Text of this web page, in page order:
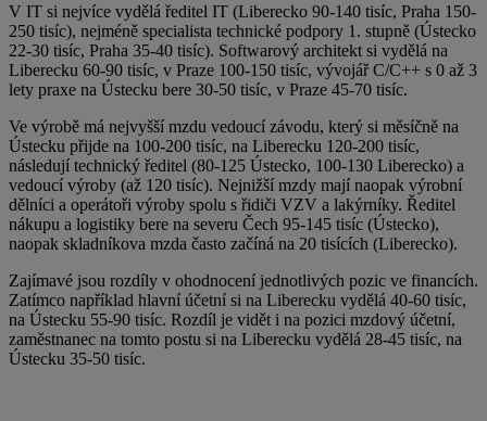
V IT si nejvíce vydělá ředitel IT (Liberecko 90-140 tisíc, Praha 150-
250 tisíc), nejméně specialista technické podpory 1. stupně (Ústecko
22-30 tisíc, Praha 35-40 tisíc). Softwarový architekt si vydělá na
Liberecku 60-90 tisíc, v Praze 100-150 tisíc, vývojář C/C++ s 0 až 3
lety praxe na Ústecku bere 30-50 tisíc, v Praze 45-70 tisíc.
Ve výrobě má nejvyšší mzdu vedoucí závodu, který si měsíčně na
Ústecku přijde na 100-200 tisíc, na Liberecku 120-200 tisíc,
následují technický ředitel (80-125 Ústecko, 100-130 Liberecko) a
vedoucí výroby (až 120 tisíc). Nejnižší mzdy mají naopak výrobní
dělníci a operátoři výroby spolu s řidiči VZV a lakýrníky. Ředitel
nákupu a logistiky bere na severu Čech 95-145 tisíc (Ústecko),
naopak skladníkova mzda často začíná na 20 tisících (Liberecko).
Zajímavé jsou rozdíly v ohodnocení jednotlivých pozic ve financích.
Zatímco například hlavní účetní si na Liberecku vydělá 40-60 tisíc,
na Ústecku 55-90 tisíc. Rozdíl je vidět i na pozici mzdový účetní,
zaměstnanec na tomto postu si na Liberecku vydělá 28-45 tisíc, na
Ústecku 35-50 tisíc.